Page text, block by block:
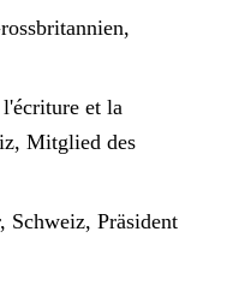
et la
Mitglied des
Schweiz, Präsident